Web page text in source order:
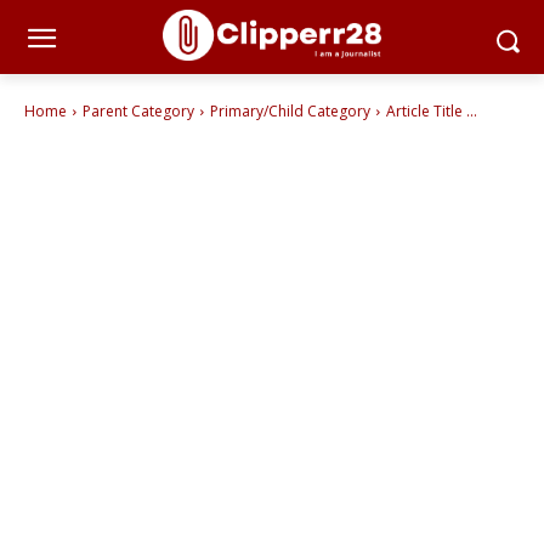
Home Parent Category Primary/Child Category Article Title ...